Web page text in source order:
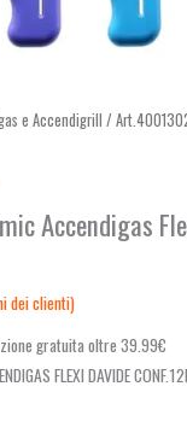
e Accendigrill /
Accendigas
dei clienti)
gratuita oltre 39.99€
FLEXI DAVIDE